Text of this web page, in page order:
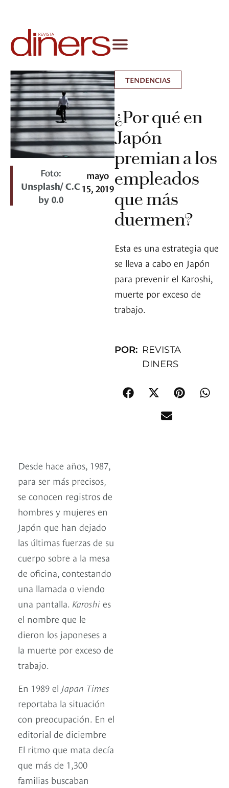
Foto:
Unsplash/ C.C
by 0.0
mayo
15, 2019
TENDENCIAS
¿Por qué en
Japón
premian a los
empleados
que más
duermen?
Esta es una estrategia que
se lleva a cabo en Japón
para prevenir el Karoshi,
muerte por exceso de
trabajo.
POR: REVISTA
DINERS
Desde hace años, 1987,
para ser más precisos,
se conocen registros de
hombres y mujeres en
Japón que han dejado
las últimas fuerzas de su
cuerpo sobre a la mesa
de oficina, contestando
una llamada o viendo
una pantalla. Karoshi es
el nombre que le
dieron los japoneses a
la muerte por exceso de
trabajo.
En 1989 el Japan Times
reportaba la situación
con preocupación. En el
editorial de diciembre
El ritmo que mata decía
que más de 1,300
familias buscaban